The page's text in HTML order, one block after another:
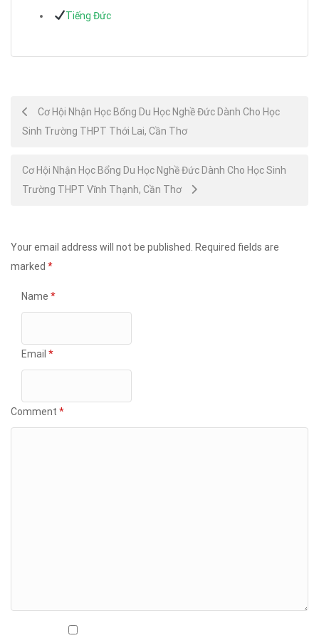
Tiếng Đức
Post
navigation
Cơ Hội Nhận Học Bổng Du Học Nghề Đức Dành Cho Học
Sinh Trường THPT Thới Lai, Cần Thơ
Cơ Hội Nhận Học Bổng Du Học Nghề Đức Dành Cho Học Sinh
Trường THPT Vĩnh Thạnh, Cần Thơ
Your email address will not be published.
Required fields are
marked *
Name *
Email *
Comment *